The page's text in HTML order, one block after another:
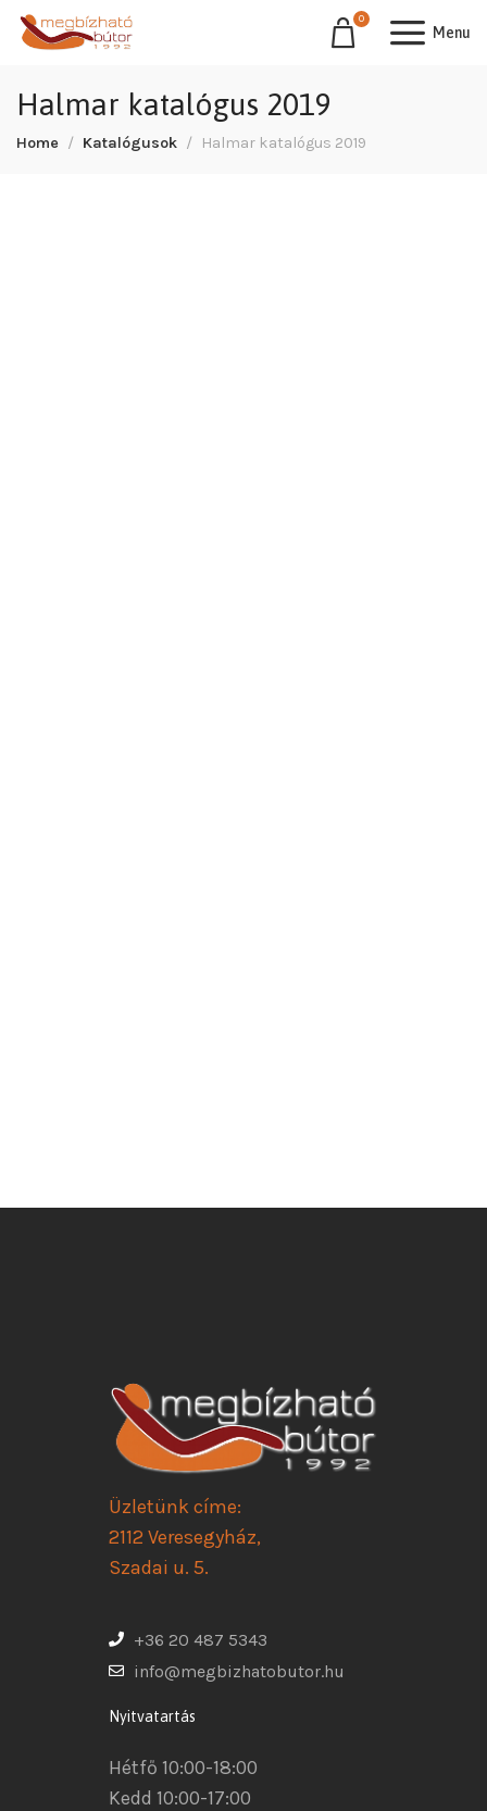
0
Menu
Halmar katalógus 2019
Home Katalógusok Halmar katalógus 2019
Üzletünk címe:
2112 Veresegyház,
Szadai u. 5.
+36 20 487 5343
info@megbizhatobutor.hu
Nyitvatartás
Hétfő 10:00-18:00
Kedd 10:00-17:00